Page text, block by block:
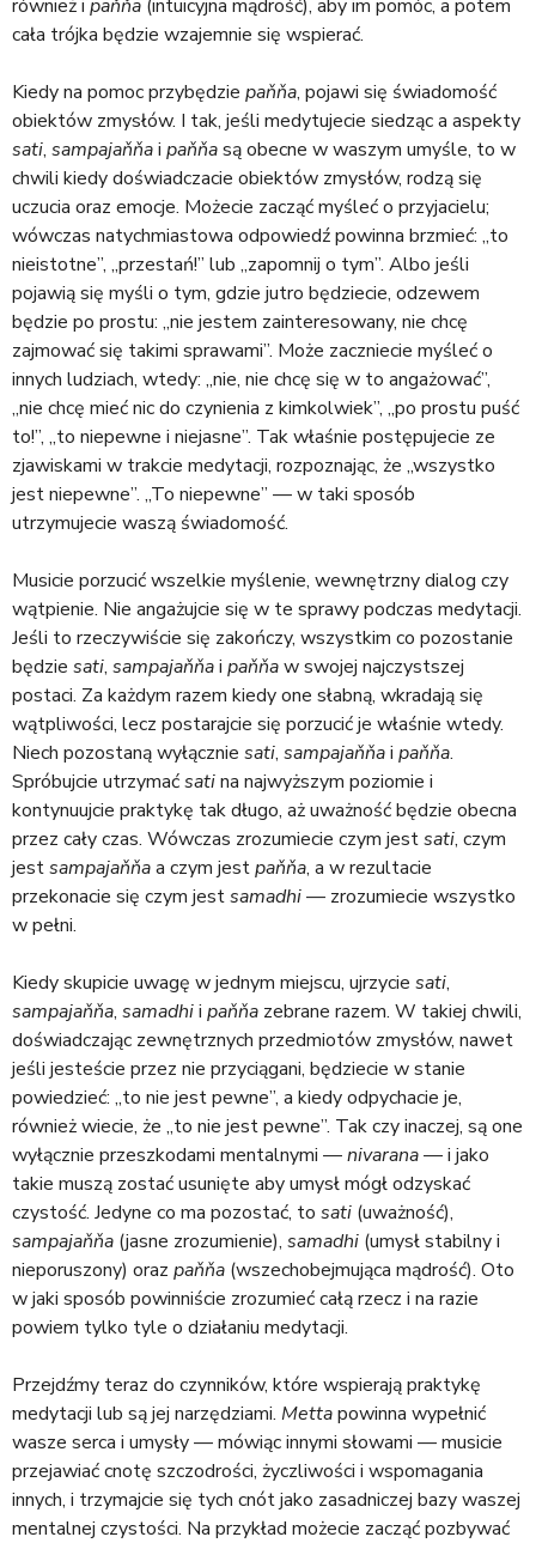
również i paňňa (intuicyjna mądrość), aby im pomóc, a potem
cała trójka będzie wzajemnie się wspierać.
Kiedy na pomoc przybędzie paňňa, pojawi się świadomość
obiektów zmysłów. I tak, jeśli medytujecie siedząc a aspekty
sati, sampajaňňai paňňasą obecne w waszym umyśle, to w
chwili kiedy doświadczacie obiektów zmysłów, rodzą się
uczucia oraz emocje. Możecie zacząć myśleć o przyjacielu;
wówczas natychmiastowa odpowiedź powinna brzmieć: „to
nieistotne”, „przestań!” lub „zapomnij o tym”. Albo jeśli
pojawią się myśli o tym, gdzie jutro będziecie, odzewem
będzie po prostu: „nie jestem zainteresowany, nie chcę
zajmować się takimi sprawami”. Może zaczniecie myśleć o
innych ludziach, wtedy: „nie, nie chcę się w to angażować”,
„nie chcę mieć nic do czynienia z kimkolwiek”, „po prostu puść
to!”, „to niepewne i niejasne”. Tak właśnie postępujecie ze
zjawiskami w trakcie medytacji, rozpoznając, że „wszystko
jest niepewne”. „To niepewne” — w taki sposób
utrzymujecie waszą świadomość.
Musicie porzucić wszelkie myślenie, wewnętrzny dialog czy
wątpienie. Nie angażujcie się w te sprawy podczas medytacji.
Jeśli to rzeczywiście się zakończy, wszystkim co pozostanie
będzie sati, sampajaňňai paňňaw swojej najczystszej
postaci. Za każdym razem kiedy one słabną, wkradają się
wątpliwości, lecz postarajcie się porzucić je właśnie wtedy.
Niech pozostaną wyłącznie sati, sampajaňňai paňňa.
Spróbujcie utrzymaćsatina najwyższym poziomie i
kontynuujcie praktykę tak długo, aż uważność będzie obecna
przez cały czas. Wówczas zrozumiecie czym jestsati, czym
jestsampajaňňaa czym jestpaňňa, a w rezultacie
przekonacie się czym jestsamadhi— zrozumiecie wszystko
w pełni.
Kiedy skupicie uwagę w jednym miejscu, ujrzycie sati,
sampajaňňa, samadhii paňňa zebrane razem. W takiej chwili,
doświadczając zewnętrznych przedmiotów zmysłów, nawet
jeśli jesteście przez nie przyciągani, będziecie w stanie
powiedzieć: „to nie jest pewne”, a kiedy odpychacie je,
również wiecie, że „to nie jest pewne”. Tak czy inaczej, są one
wyłącznie przeszkodami mentalnymi —nivarana— i jako
takie muszą zostać usunięte aby umysł mógł odzyskać
czystość. Jedyne co ma pozostać, to sati (uważność),
sampajaňňa (jasne zrozumienie), samadhi (umysł stabilny i
nieporuszony) oraz paňňa (wszechobejmująca mądrość). Oto
w jaki sposób powinniście zrozumieć całą rzecz i na razie
powiem tylko tyle o działaniu medytacji.
Przejdźmy teraz do czynników, które wspierają praktykę
medytacji lub są jej narzędziami. Mettapowinna wypełnić
wasze serca i umysły — mówiąc innymi słowami — musicie
przejawiać cnotę szczodrości, życzliwości i wspomagania
innych, i trzymajcie się tych cnót jako zasadniczej bazy waszej
mentalnej czystości. Na przykład możecie zacząć pozbywać